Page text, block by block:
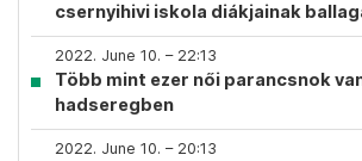
csernyihivi iskola diákjainak
2022. June 10. – 22:13
Több mint ezer női parancsnok
hadseregben
2022. June 10. – 20:13